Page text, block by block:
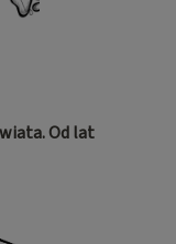
Od lat